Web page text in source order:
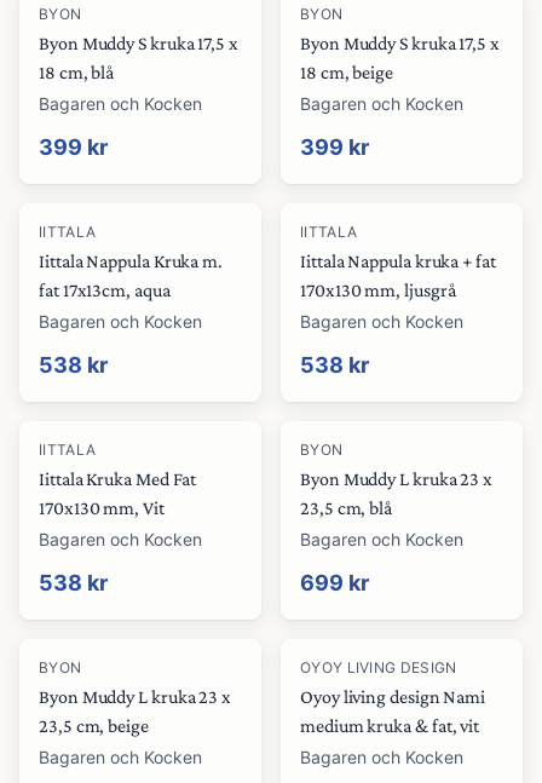
BYON
Byon Muddy S kruka 17,5 x
18 cm, blå
Bagaren och Kocken
399 kr
BYON
Byon Muddy S kruka 17,5 x
18 cm, beige
Bagaren och Kocken
399 kr
IITTALA
Iittala Nappula Kruka m.
fat 17x13cm, aqua
Bagaren och Kocken
538 kr
IITTALA
Iittala Nappula kruka + fat
170x130 mm, ljusgrå
Bagaren och Kocken
538 kr
IITTALA
Iittala Kruka Med Fat
170x130 mm, Vit
Bagaren och Kocken
538 kr
BYON
Byon Muddy L kruka 23 x
23,5 cm, blå
Bagaren och Kocken
699 kr
BYON
Byon Muddy L kruka 23 x
23,5 cm, beige
Bagaren och Kocken
OYOY LIVING DESIGN
Oyoy living design Nami
medium kruka & fat, vit
Bagaren och Kocken